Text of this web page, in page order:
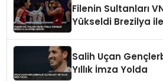
Filenin Sultanları
Yükseldi Brezilya
Salih Uçan
Yıllık İmza Yolda